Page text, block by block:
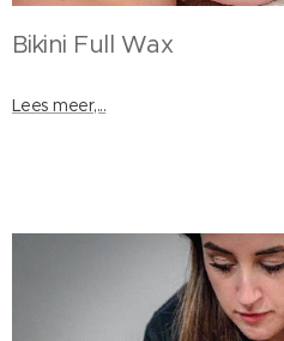
Bikini Full
Lees meer,...